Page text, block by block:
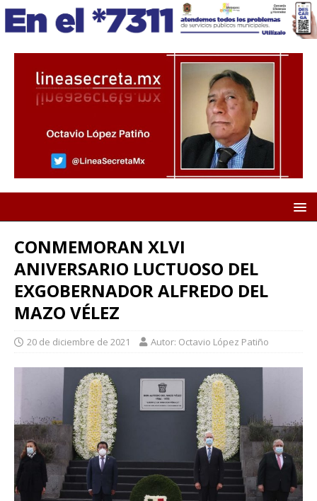
CONMEMORAN XLVI
ANIVERSARIO LUCTUOSO DEL
EXGOBERNADOR ALFREDO DEL
MAZO VÉLEZ
20 de diciembre de 2021 Autor: Octavio López Patiño